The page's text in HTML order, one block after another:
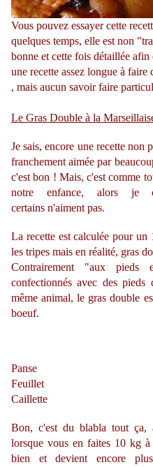
Vous pouvez essayer cette
quelques temps, elle est non
bonne et cette fois détaillée afin
une recette assez longue à
, mais aucun savoir faire
Le Gras Double à la
Je sais, encore une recette non
franchement aimée par
c'est bon ! Mais, c'est comme
notre enfance, alors je
certains n'aiment pas.
La recette est calculée pour un
les tripes mais en réalité, gras
Contrairement "aux pieds
confectionnés avec des
même animal, le gras double
boeuf.
Panse
Feuillet
Caillette
Bon, c'est du blabla tout
lorsque vous en faites 10 kg
bien et devient encore